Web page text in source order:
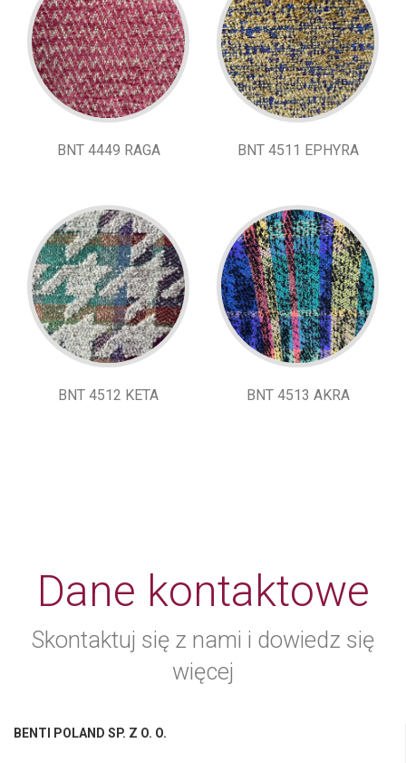
BNT 4449 RAGA BNT 4511 EPHYRA
BNT 4512 KETA BNT 4513 AKRA
Dane kontaktowe
Skontaktuj się z nami i dowiedz się
więcej
BENTI POLAND SP. Z O. O.